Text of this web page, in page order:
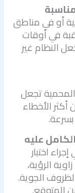
أو في مناطق
في أوقات
النظام غير
تجعل
الأخطاء
عليه
اختبار
الرؤية،
الجوية.